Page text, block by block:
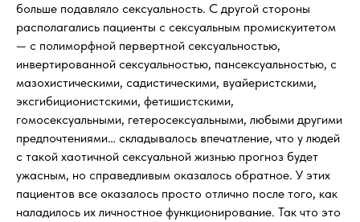
больше подавляло сексуальность. С другой стороны
располагались пациенты с сексуальным промискуитетом
— с полиморфной первертной сексуальностью,
инвертированной сексуальностью, пансексуальностью, с
мазохистическими, садистическими, вуайеристскими,
эксгибиционистскими, фетишистскими,
гомосексуальными, гетеросексуальными, любыми другими
предпочтениями… складывалось впечатление, что у людей
с такой хаотичной сексуальной жизнью прогноз будет
ужасным, но справедливым оказалось обратное. У этих
пациентов все оказалось просто отлично после того, как
наладилось их личностное функционирование. Так что это